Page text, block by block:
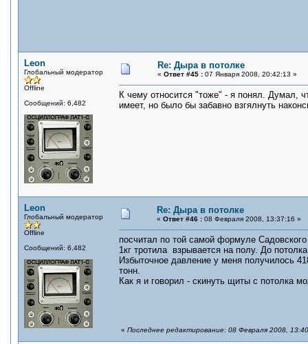
Leon
Глобальный модератор
Offline
Сообщений: 6,482
Re: Дыра в потолке
« Ответ #45 : 07 Января 2008, 20:42:13 »
К чему относится "тоже" - я понял.
имеет, но было бы забавно взгялнуть
Leon
Глобальный модератор
Offline
Сообщений: 6,482
Re: Дыра в потолке
« Ответ #46 : 08 Февраля 2008, 13:37:16 »
посчитал по той самой формуле
1кг тротила взрывается на полу. До
Избыточное давление у меня получилось
тонн.
Как я и говорил - скинуть щиты с потолка
« Последнее редактирование: 08 Февраля 2008,